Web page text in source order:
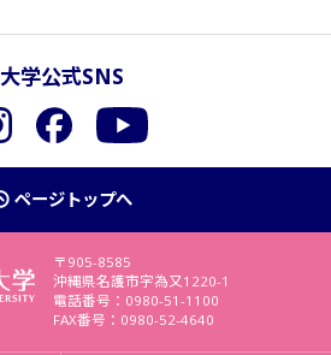
大学公式SNS
InstagramFacebookYouTube
ページトップへ
〒905-8585
沖縄県名護市字為又1220-1
電話番号：0980-51-1100
FAX番号：0980-52-4640